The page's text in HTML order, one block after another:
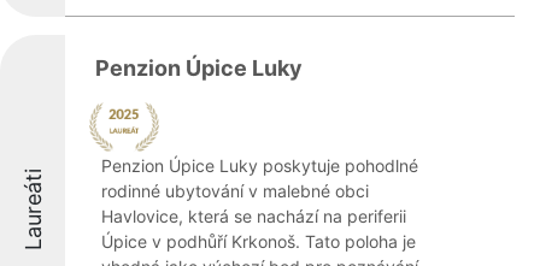
Laureáti
Penzion Úpice Luky
Penzion Úpice Luky poskytuje pohodlné
rodinné ubytování v malebné obci
Havlovice, která se nachází na periferii
Úpice v podhůří Krkonoš. Tato poloha je